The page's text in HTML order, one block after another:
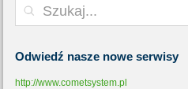
Odwiedź nasze nowe serwisy
http://www.cometsystem.pl